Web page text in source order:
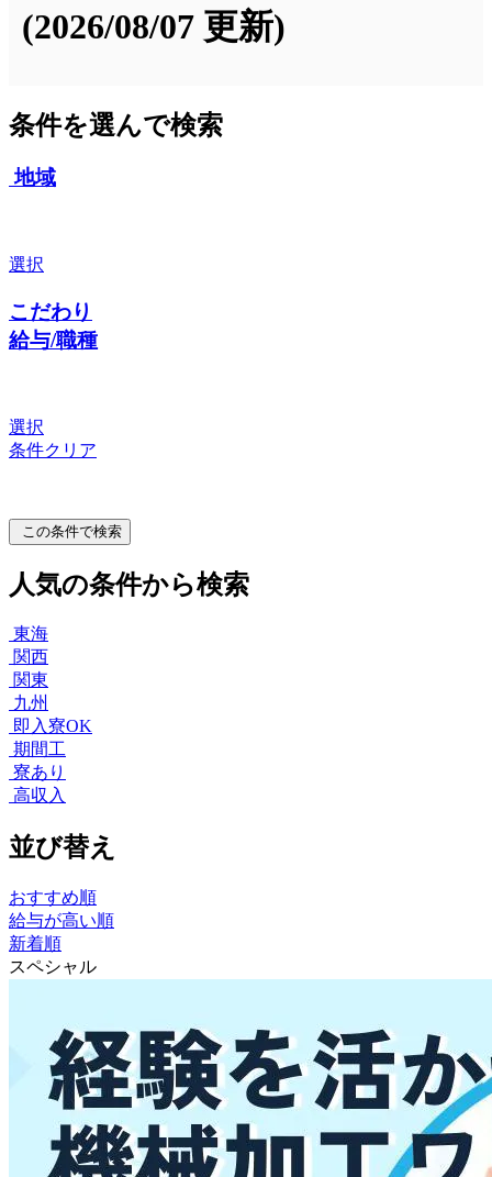
(2026/08/07 更新)
条件を選んで検索
地域
選択
こだわり
給与/職種
選択
条件クリア
この条件で検索
人気の条件から検索
東海
関西
関東
九州
即入寮OK
期間工
寮あり
高収入
並び替え
おすすめ順
給与が高い順
新着順
スペシャル